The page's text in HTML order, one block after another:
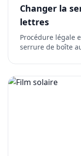
Changer la
lettres
Procédure légale
serrure de boîte